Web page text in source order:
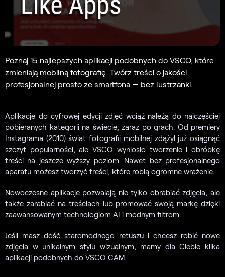
Poznaj 15 najlepszych aplikacji podobnych do VSCO, które
zmieniają mobilną fotografię. Twórz treści o jakości
profesjonalnej prosto ze smartfona — bez lustrzanki.
Aplikacje do cyfrowej edycji zdjęć wciąż należą do najczęściej
pobieranych kategorii na świecie, zaraz po grach. Od premiery
Instagrama (2010) świat fotografii mobilnej zdążył już osiągnąć
szczyt popularności, ale VSCO wyniosło tworzenie i obróbkę
treści na jeszcze wyższy poziom. Nawet bez profesjonalnego
aparatu możesz tworzyć treści, które robią ogromne wrażenie.
Nowoczesne aplikacje pozwalają nie tylko obrabiać zdjęcia, ale
także zarabiać na treściach lub promować swoją markę dzięki
zaawansowanym technologiom AI i modnym filtrom.
Jeśli masz dość staromodnego retuszu i chcesz robić nowe
zdjęcia w unikalnym stylu wizualnym, mamy dla Ciebie kilka
aplikacji podobnych do VSCO CAM.